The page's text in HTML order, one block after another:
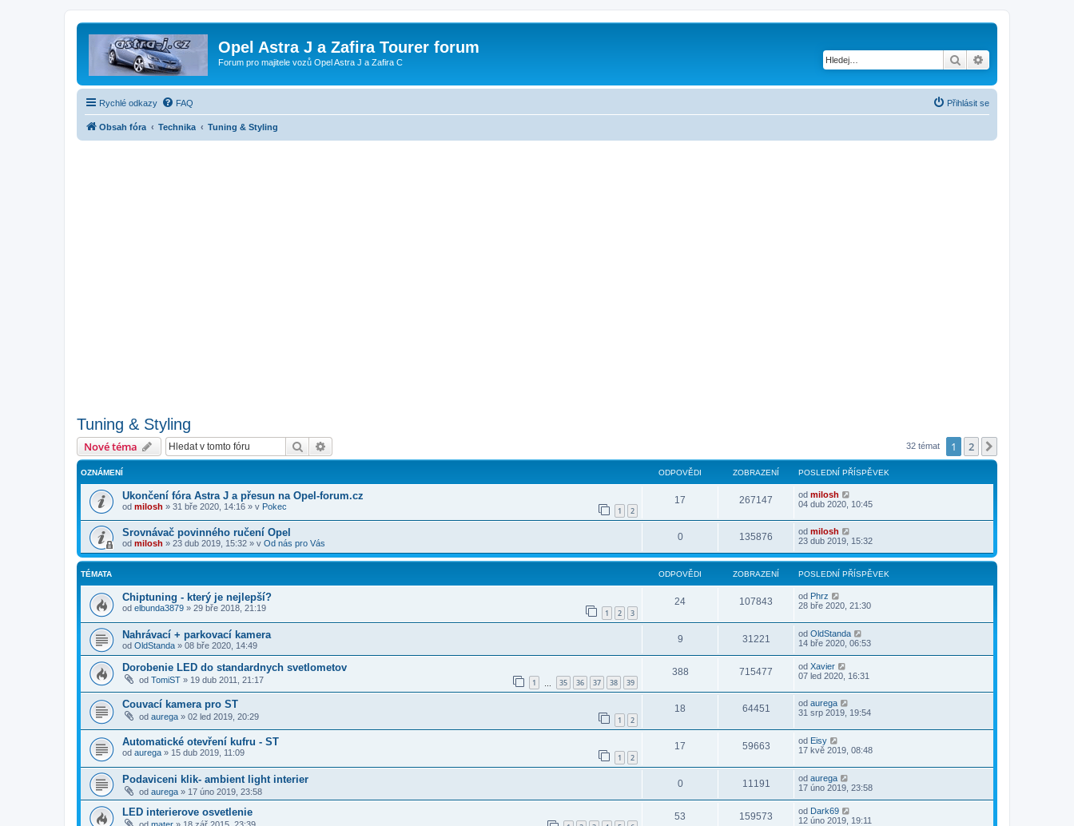
Opel Astra J a Zafira Tourer forum
Forum pro majitele vozů Opel Astra J a Zafira C Hledat
Rychlé odkazy FAQ Přihlásit se
Obsah fóra Technika Tuning & Styling
Tuning & Styling
Nové téma Hledat 32 témat 1 2
OZNÁMENÍ ODPOVĚDI ZOBRAZENÍ POSLEDNÍ PŘÍSPĚVEK
Ukončení fóra Astra J a přesun na Opel-forum.cz
od milosh » 31 bře 2020, 14:16 » v Pokec 1 2
17 267147 od milosh
04 dub 2020, 10:45
Srovnávač povinného ručení Opel
od milosh » 23 dub 2019, 15:32 » v Od nás pro Vás
0 135876 od milosh
23 dub 2019, 15:32
TÉMATA ODPOVĚDI ZOBRAZENÍ POSLEDNÍ PŘÍSPĚVEK
Chiptuning - který je nejlepší?
od elbunda3879 » 29 bře 2018, 21:19 1 2 3
24 107843 od Phrz
28 bře 2020, 21:30
Nahrávací + parkovací kamera
od OldStanda » 08 bře 2020, 14:49
9 31221 od OldStanda
14 bře 2020, 06:53
Dorobenie LED do standardnych svetlometov
od TomiST » 19 dub 2011, 21:17 1 35 36 37 38 39
388 715477 od Xavier
07 led 2020, 16:31
Couvací kamera pro ST
od aurega » 02 led 2019, 20:29 1 2
18 64451 od aurega
31 srp 2019, 19:54
Automatické otevření kufru - ST
od aurega » 15 dub 2019, 11:09 1 2
17 59663 od Eisy
17 kvě 2019, 08:48
Podaviceni klik- ambient light interier
od aurega » 17 úno 2019, 23:58
0 11191 od aurega
17 úno 2019, 23:58
LED interierove osvetlenie 53 159573 od Dark69
12 úno 2019, 19:11